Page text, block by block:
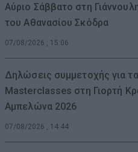
Αύριο Σάββατο στη
του Αθανασίου Σκόδρα
07/08/2026 , 15:06
Δηλώσεις συμμετοχής για τα
Masterclasses στη Γιορτή
Αμπελώνα 2026
07/08/2026 , 14:44